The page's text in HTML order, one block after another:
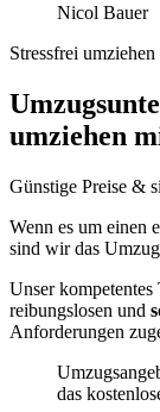
Nicol Bauer
Stressfrei
umziehen
Günstige Preise &
Wenn es um einen
sind wir das
Unser
reibungslosen und
Anforderungen
das